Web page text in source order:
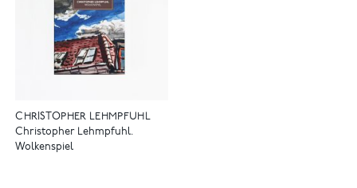
CHRISTOPHER LEHMPFUHL
Christopher Lehmpfuhl.
Wolkenspiel